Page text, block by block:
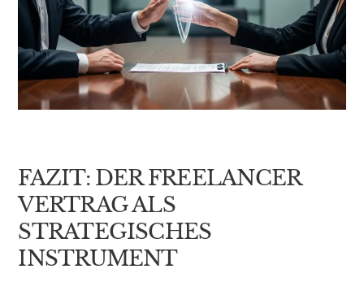
FAZIT: DER FREELANCER
VERTRAG ALS
STRATEGISCHES
INSTRUMENT